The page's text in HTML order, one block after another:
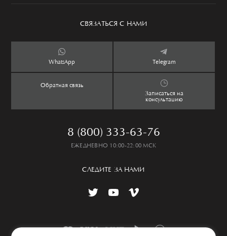
Дом
Таблица размеров
Частые вопросы
СВЯЗАТЬСЯ С НАМИ
WhatsApp Telegram
Обратная связь
Записаться на
консультацию
8 (800) 333-63-76
ЕЖЕДНЕВНО 10:00-22:00 МСК
СЛЕДИТЕ ЗА НАМИ